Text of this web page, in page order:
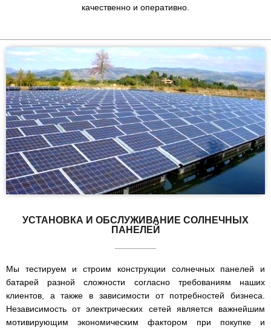
качественно и оперативно.
УСТАНОВКА И ОБСЛУЖИВАНИЕ СОЛНЕЧНЫХ
ПАНЕЛЕЙ
Мы тестируем и строим конструкции солнечных панелей и
батарей разной сложности согласно требованиям наших
клиентов, а также в зависимости от потребностей бизнеса.
Независимость от электрических сетей является важнейшим
мотивирующим экономическим фактором при покупке и